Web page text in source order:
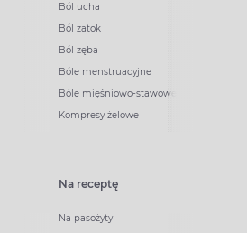
Ból ucha
Ból zatok
Ból zęba
Bóle menstruacyjne
Bóle mięśniowo-stawowe
Kompresy żelowe
Na receptę
Na pasożyty